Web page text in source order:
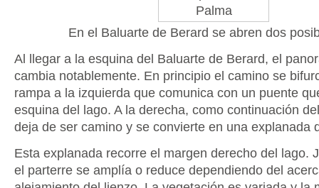
En el Baluarte de Berard se abren dos
Al llegar a la esquina del Baluarte de Berard, el
cambia notablemente. En principio el camino se
rampa a la izquierda que comunica con un puente
esquina del lago. A la derecha, como continuación
deja de ser camino y se convierte en una explanada
Esta explanada recorre el margen derecho del lago.
el parterre se amplía o reduce dependiendo del